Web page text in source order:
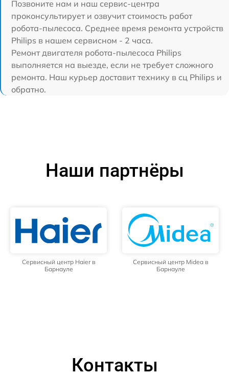
Позвоните нам и наш сервис-центра
проконсультирует и озвучит стоимость работ
робота-пылесоса. Среднее время ремонта устройств
Philips в нашем сервисном - 2 часа.
Ремонт двигателя робота-пылесоса Philips
выполняется на выезде, если не требует сложного
ремонта. Наш курьер доставит технику в сц Philips и
обратно.
Наши партнёры
Сервисный центр Haier в
Барнауле
Сервисный центр Midea в
Барнауле
Контакты